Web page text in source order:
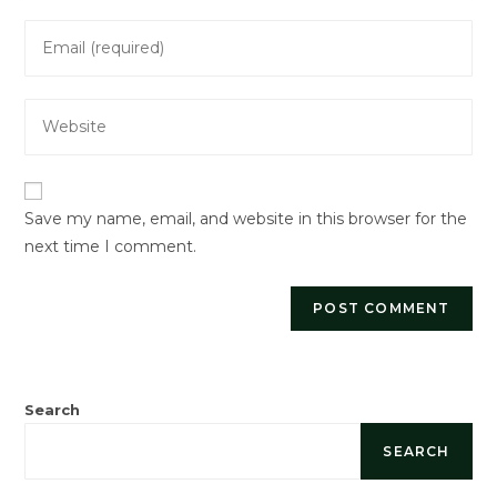
comment
your
address
your
URL
(optional)
Save my name, email, and website in this browser for the
next time I comment.
Search
SEARCH